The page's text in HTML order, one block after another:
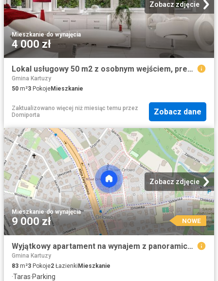
Zobacz zdjęcie
Mieszkanie·do wynajęcia
4 000 zł
Lokal usługowy 50 m2 z osobnym wejściem, prestiżowa lokalizacja
Gmina Kartuzy
50 m²3 PokojeMieszkanie
Zaktualizowano więcej niż miesiąc temu przez
Domiporta
Zobacz dane
Zobacz zdjęcie
Mieszkanie·do wynajęcia
9 000 zł NOWE
Wyjątkowy apartament na wynajem z panoramicznym wi
Gmina Kartuzy
83 m²3 Pokoje2 ŁazienkiMieszkanie
·Taras·Parking